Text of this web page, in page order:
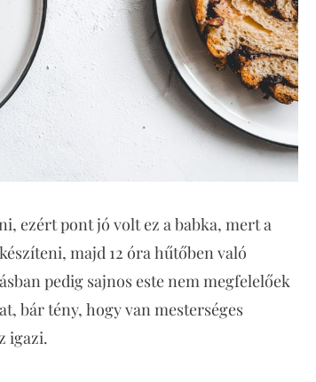
ezért pont jó volt ez a babka, mert a
majd 12 óra hűtőben való
pedig sajnos este nem megfelelőek
bár tény, hogy van mesterséges
igazi.